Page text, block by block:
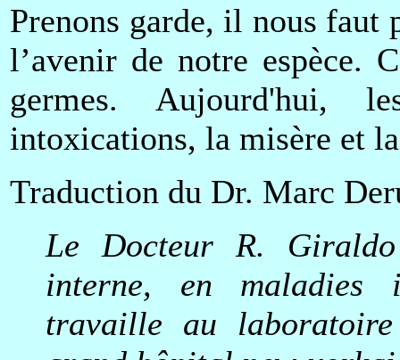
Prenons garde, il nous faut
l’avenir de notre espèce.
germes. Aujourd'hui,
intoxications, la misère et
Traduction du Dr. Marc
Le Docteur R.
interne, en maladies
travaille au